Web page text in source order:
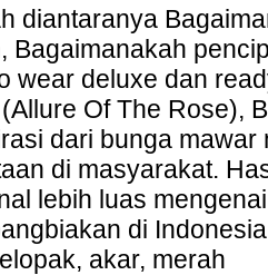
diantaranya
Bagaimanakah
wear deluxe dan
Of The Rose),
dari bunga
di masyarakat.
lebih luas
di
akar, merah